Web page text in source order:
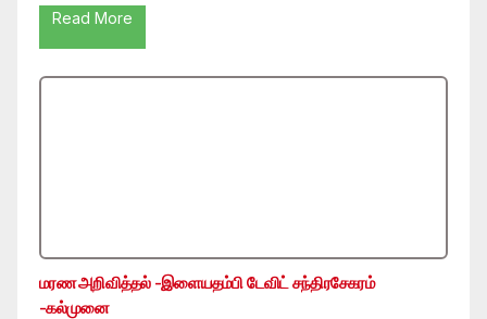
Read More
மரண அறிவித்தல் -இளையதம்பி டேவிட் சந்திரசேகரம்
-கல்முனை